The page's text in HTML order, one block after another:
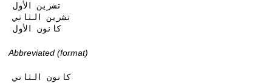
تشرين الأول
تشرين الثاني
كانون الأول
Abbreviated (format)
كانون الثاني